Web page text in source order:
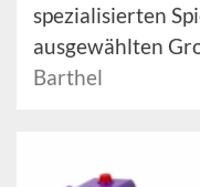
spezialisierten
ausgewählten
Barthel